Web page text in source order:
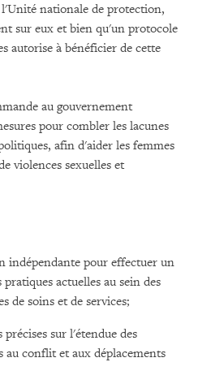
nationale de protection,
sur eux et bien qu'un protocole
autorise à bénéficier de cette
au gouvernement
pour combler les lacunes
afin d'aider les femmes
violences sexuelles et
indépendante pour effectuer un
actuelles au sein des
de soins et de services;
sur l'étendue des
au conflit et aux déplacements